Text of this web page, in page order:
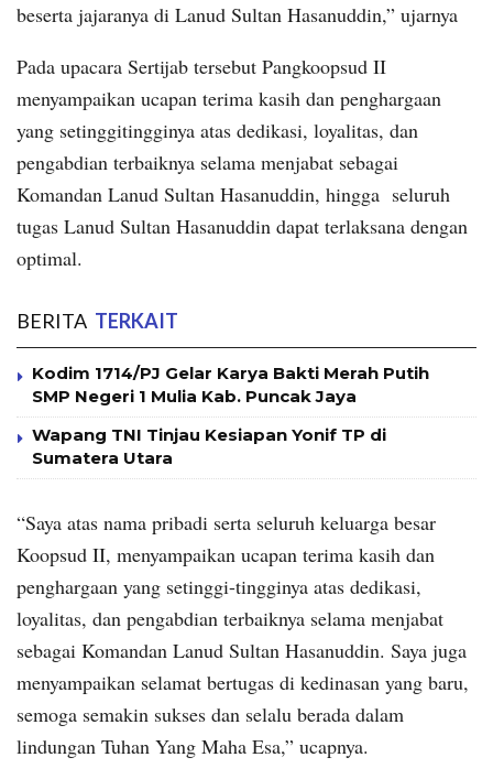
beserta jajaranya di Lanud Sultan Hasanuddin,” ujarnya
Pada upacara Sertijab tersebut Pangkoopsud II
menyampaikan ucapan terima kasih dan penghargaan
yang setinggitingginya atas dedikasi, loyalitas, dan
pengabdian terbaiknya selama menjabat sebagai
Komandan Lanud Sultan Hasanuddin, hingga seluruh
tugas Lanud Sultan Hasanuddin dapat terlaksana dengan
optimal.
BERITA TERKAIT
Kodim 1714/PJ Gelar Karya Bakti Merah Putih
SMP Negeri 1 Mulia Kab. Puncak Jaya
Wapang TNI Tinjau Kesiapan Yonif TP di
Sumatera Utara
“Saya atas nama pribadi serta seluruh keluarga besar
Koopsud II, menyampaikan ucapan terima kasih dan
penghargaan yang setinggi-tingginya atas dedikasi,
loyalitas, dan pengabdian terbaiknya selama menjabat
sebagai Komandan Lanud Sultan Hasanuddin. Saya juga
menyampaikan selamat bertugas di kedinasan yang baru,
semoga semakin sukses dan selalu berada dalam
lindungan Tuhan Yang Maha Esa,” ucapnya.